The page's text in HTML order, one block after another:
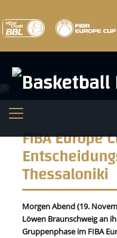
FIBA Europe
Thessaloniki
Morgen Abend (19.
Löwen Braunschweig an
Gruppenphase im FIBA